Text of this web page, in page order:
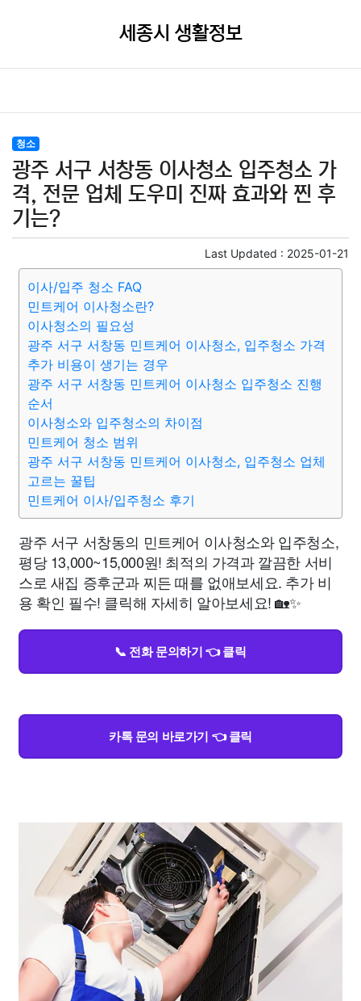
세종시 생활정보
청소
광주 서구 서창동 이사청소 입주청소 가
격, 전문 업체 도우미 진짜 효과와 찐 후
기는?
Last Updated : 2025-01-21
이사/입주 청소 FAQ
민트케어 이사청소란?
이사청소의 필요성
광주 서구 서창동 민트케어 이사청소, 입주청소 가격
추가 비용이 생기는 경우
광주 서구 서창동 민트케어 이사청소 입주청소 진행
순서
이사청소와 입주청소의 차이점
민트케어 청소 범위
광주 서구 서창동 민트케어 이사청소, 입주청소 업체
고르는 꿀팁
민트케어 이사/입주청소 후기
광주 서구 서창동의 민트케어 이사청소와 입주청소,
평당 13,000~15,000원! 최적의 가격과 깔끔한 서비
스로 새집 증후군과 찌든 때를 없애보세요. 추가 비
용 확인 필수! 클릭해 자세히 알아보세요! 🏡✨
📞 전화 문의하기 👈 클릭
카톡 문의 바로가기 👈 클릭